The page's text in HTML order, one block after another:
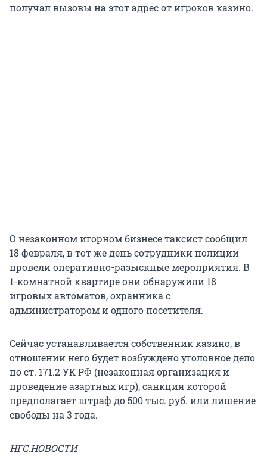
получал вызовы на этот адрес от игроков казино.
О незаконном игорном бизнесе таксист сообщил
18 февраля, в тот же день сотрудники полиции
провели оперативно-разыскные мероприятия. В
1-комнатной квартире они обнаружили 18
игровых автоматов, охранника с
администратором и одного посетителя.
Сейчас устанавливается собственник казино, в
отношении него будет возбуждено уголовное дело
по ст. 171.2 УК РФ (незаконная организация и
проведение азартных игр), санкция которой
предполагает штраф до 500 тыс. руб. или лишение
свободы на 3 года.
НГС.НОВОСТИ